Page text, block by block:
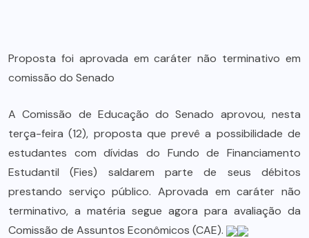
Proposta foi aprovada em caráter não terminativo em
comissão do Senado
A Comissão de Educação do Senado aprovou, nesta
terça-feira (12), proposta que prevê a possibilidade de
estudantes com dívidas do Fundo de Financiamento
Estudantil (Fies) saldarem parte de seus débitos
prestando serviço público. Aprovada em caráter não
terminativo, a matéria segue agora para avaliação da
Comissão de Assuntos Econômicos (CAE).